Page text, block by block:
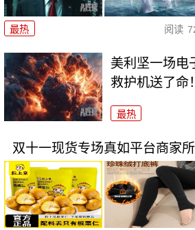
最热 阅读
美利坚一场电
救护机送了命！
最热
双十一现货专场真如平台商家所